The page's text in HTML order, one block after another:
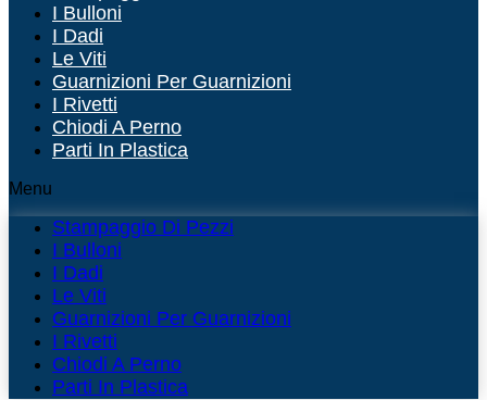
I Bulloni
I Dadi
Le Viti
Guarnizioni Per Guarnizioni
I Rivetti
Chiodi A Perno
Parti In Plastica
Menu
Stampaggio Di Pezzi
I Bulloni
I Dadi
Le Viti
Guarnizioni Per Guarnizioni
I Rivetti
Chiodi A Perno
Parti In Plastica